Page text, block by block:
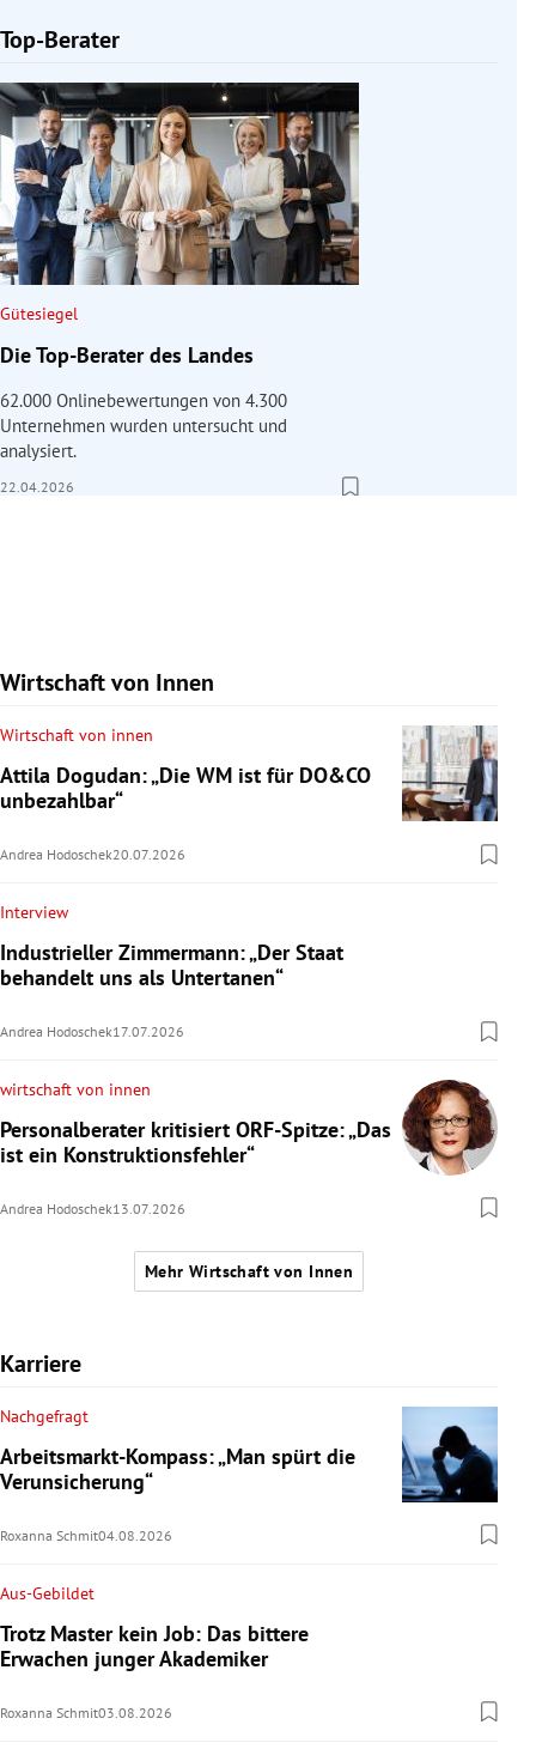
Top-Berater
Slide 1 von 1
Gütesiegel
Die Top-Berater des Landes
62.000 Onlinebewertungen von 4.300
Unternehmen wurden untersucht und
analysiert.
22.04.2026
Wirtschaft von Innen
Wirtschaft von innen
Attila Dogudan: „Die WM ist für DO&CO
unbezahlbar“
Andrea Hodoschek20.07.2026
Interview
Industrieller Zimmermann: „Der Staat
behandelt uns als Untertanen“
Andrea Hodoschek17.07.2026
wirtschaft von innen
Personalberater kritisiert ORF-Spitze: „Das
ist ein Konstruktionsfehler“
Andrea Hodoschek13.07.2026
Mehr Wirtschaft von Innen
Karriere
Nachgefragt
Arbeitsmarkt-Kompass: „Man spürt die
Verunsicherung“
Roxanna Schmit04.08.2026
Aus-Gebildet
Trotz Master kein Job: Das bittere
Erwachen junger Akademiker
Roxanna Schmit03.08.2026